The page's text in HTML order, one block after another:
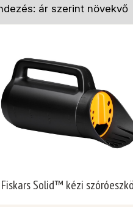
Fiskars Solid™ kézi